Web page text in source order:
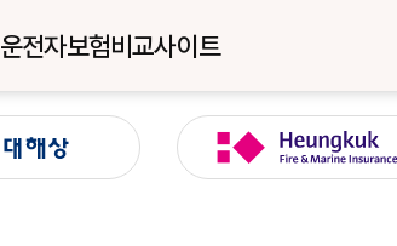
운전자보험비교사이트